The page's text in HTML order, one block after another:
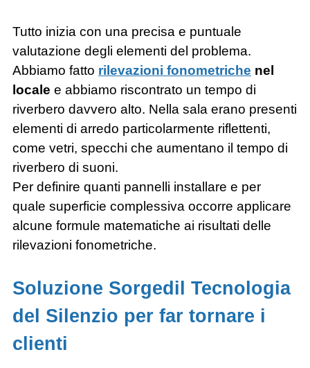
Tutto inizia con una precisa e puntuale
valutazione degli elementi del problema.
Abbiamo fatto rilevazioni fonometriche nel
locale e abbiamo riscontrato un tempo di
riverbero davvero alto. Nella sala erano presenti
elementi di arredo particolarmente riflettenti,
come vetri, specchi che aumentano il tempo di
riverbero di suoni.
Per definire quanti pannelli installare e per
quale superficie complessiva occorre applicare
alcune formule matematiche ai risultati delle
rilevazioni fonometriche.
Soluzione Sorgedil Tecnologia
del Silenzio per far tornare i
clienti